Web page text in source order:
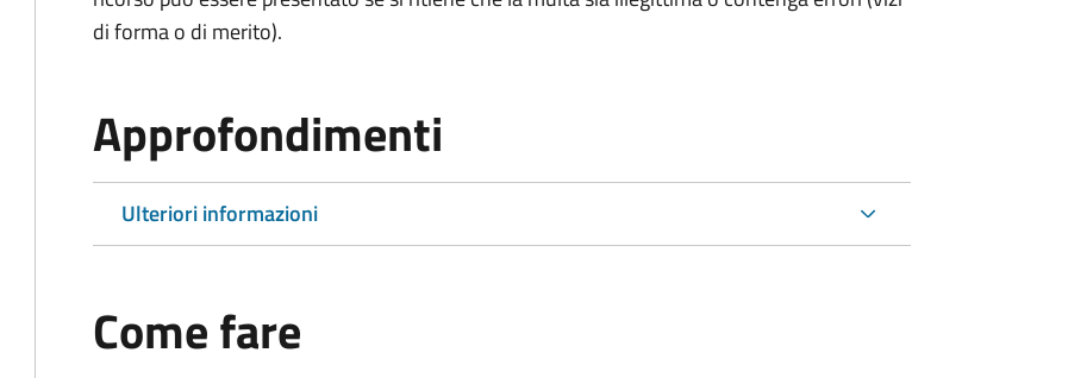
di forma o di merito).
Approfondimenti
Ulteriori informazioni
Come fare